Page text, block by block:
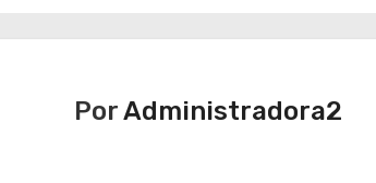
PorAdministradora2